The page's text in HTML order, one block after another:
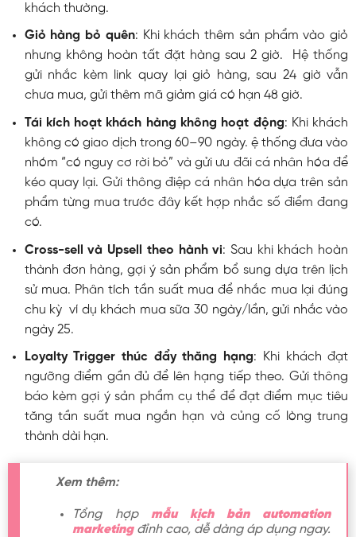
khách thường.
Giỏ hàng bỏ quên: Khi khách thêm sản phẩm vào giỏ
nhưng không hoàn tất đặt hàng sau 2 giờ. Hệ thống
gửi nhắc kèm link quay lại giỏ hàng, sau 24 giờ vẫn
chưa mua, gửi thêm mã giảm giá có hạn 48 giờ.
Tái kích hoạt khách hàng không hoạt động: Khi khách
không có giao dịch trong 60–90 ngày. ệ thống đưa vào
nhóm “có nguy cơ rời bỏ” và gửi ưu đãi cá nhân hóa để
kéo quay lại. Gửi thông điệp cá nhân hóa dựa trên sản
phẩm từng mua trước đây kết hợp nhắc số điểm đang
có.
Cross-sell và Upsell theo hành vi: Sau khi khách hoàn
thành đơn hàng, gợi ý sản phẩm bổ sung dựa trên lịch
sử mua. Phân tích tần suất mua để nhắc mua lại đúng
chu kỳ ví dụ khách mua sữa 30 ngày/lần, gửi nhắc vào
ngày 25.
Loyalty Trigger thúc đẩy thăng hạng: Khi khách đạt
ngưỡng điểm gần đủ để lên hạng tiếp theo. Gửi thông
báo kèm gợi ý sản phẩm cụ thể để đạt điểm mục tiêu
tăng tần suất mua ngắn hạn và củng cố lòng trung
thành dài hạn.
Xem thêm:
Tổng hợpmẫu kịch bản automation
marketingđỉnh cao, dễ dàng áp dụng ngay.